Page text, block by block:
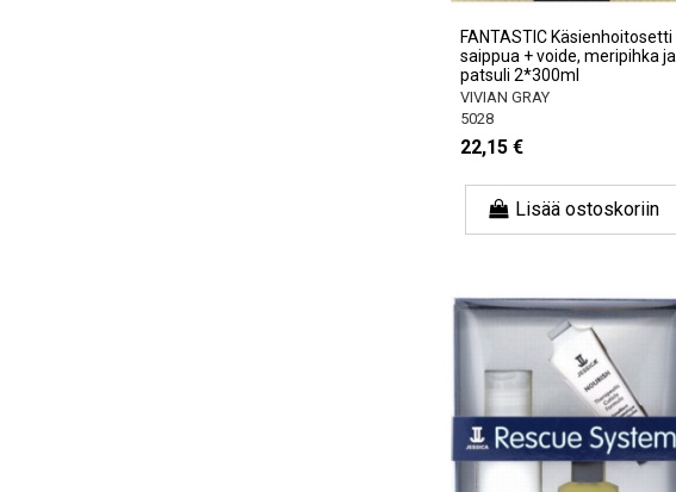
FANTASTIC Käsienhoitosetti
saippua + voide, meripihka ja
patsuli 2*300ml
VIVIAN GRAY
5028
22,15 €
Lisää ostoskoriin